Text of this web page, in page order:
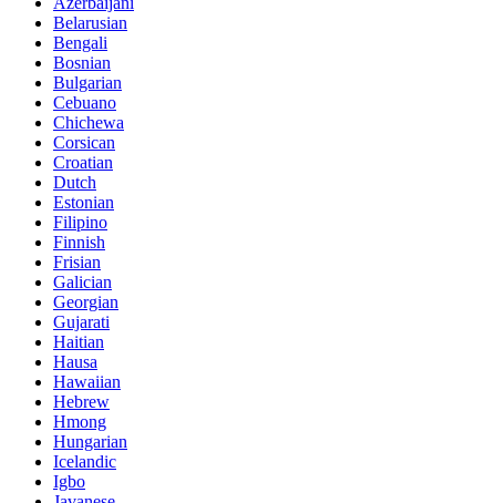
Belarusian
Bengali
Bosnian
Bulgarian
Cebuano
Chichewa
Corsican
Croatian
Dutch
Estonian
Filipino
Finnish
Frisian
Galician
Georgian
Gujarati
Haitian
Hausa
Hawaiian
Hebrew
Hmong
Hungarian
Icelandic
Igbo